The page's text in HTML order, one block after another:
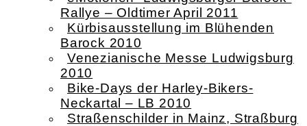
Rallye – Oldtimer April 2011
Kürbisausstellung im Blühenden
Barock 2010
Venezianische Messe Ludwigsburg
2010
Bike-Days der Harley-Bikers-
Neckartal – LB 2010
Straßenschilder in Mainz, Straßburg